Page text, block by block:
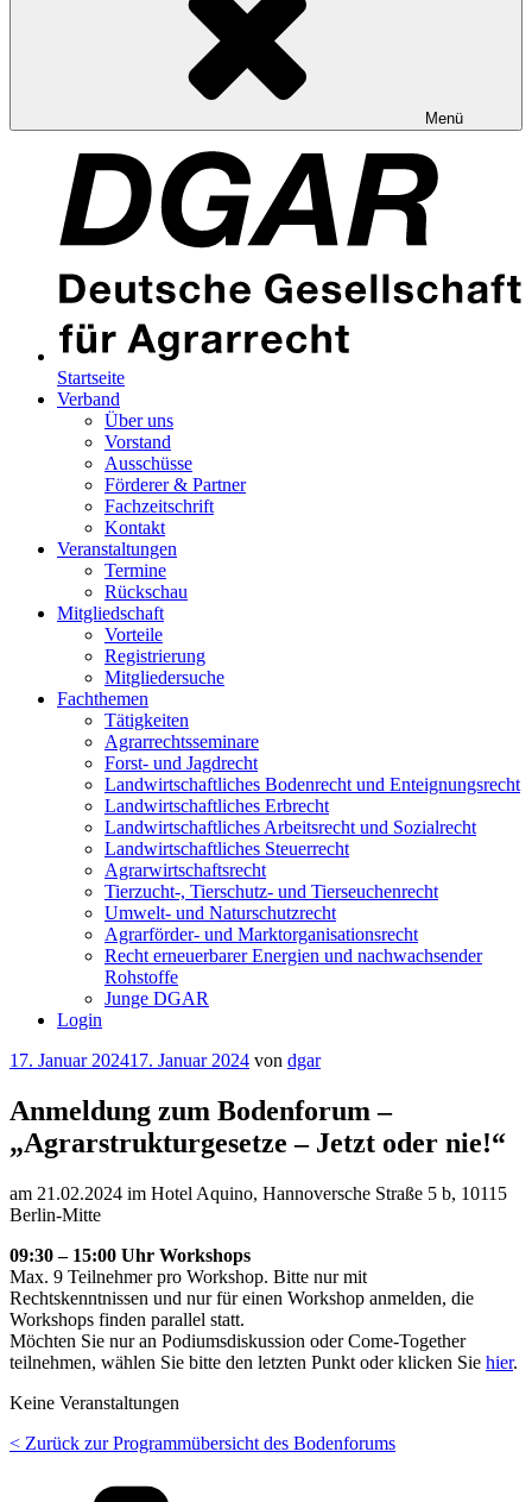
Menü
Startseite
Verband
Über uns
Vorstand
Ausschüsse
Förderer & Partner
Fachzeitschrift
Kontakt
Veranstaltungen
Termine
Rückschau
Mitgliedschaft
Vorteile
Registrierung
Mitgliedersuche
Fachthemen
Tätigkeiten
Agrarrechtsseminare
Forst- und Jagdrecht
Landwirtschaftliches Bodenrecht und Enteignungsrecht
Landwirtschaftliches Erbrecht
Landwirtschaftliches Arbeitsrecht und Sozialrecht
Landwirtschaftliches Steuerrecht
Agrarwirtschaftsrecht
Tierzucht-, Tierschutz- und Tierseuchenrecht
Umwelt- und Naturschutzrecht
Agrarförder- und Marktorganisationsrecht
Recht erneuerbarer Energien und nachwachsender
Rohstoffe
Junge DGAR
Login
Veröffentlicht
17. Januar 202417. Januar 2024 von dgar
Anmeldung zum Bodenforum –
„Agrarstrukturgesetze – Jetzt oder nie!“
am 21.02.2024 im Hotel Aquino, Hannoversche Straße 5 b, 10115
Berlin-Mitte
09:30 – 15:00 Uhr Workshops
Max. 9 Teilnehmer pro Workshop. Bitte nur mit
Rechtskenntnissen und nur für einen Workshop anmelden, die
Workshops finden parallel statt.
Möchten Sie nur an Podiumsdiskussion oder Come-Together
teilnehmen, wählen Sie bitte den letzten Punkt oder klicken Sie hier.
Keine Veranstaltungen
< Zurück zur Programmübersicht des Bodenforums